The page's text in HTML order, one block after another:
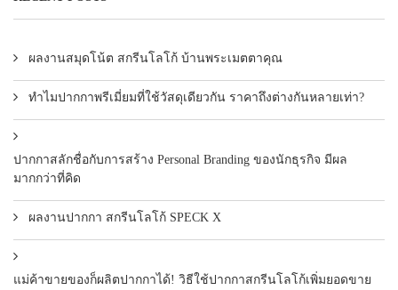
ผลงานสมุดโน้ต สกรีนโลโก้ บ้านพระเมตตาคุณ
ทำไมปากกาพรีเมี่ยมที่ใช้วัสดุเดียวกัน ราคาถึงต่างกันหลายเท่า?
ปากกาสลักชื่อกับการสร้าง Personal Branding ของนักธุรกิจ มีผล
มากกว่าที่คิด
ผลงานปากกา สกรีนโลโก้ SPECK X
แม่ค้าขายของก็ผลิตปากกาได้! วิธีใช้ปากกาสกรีนโลโก้เพิ่มยอดขาย